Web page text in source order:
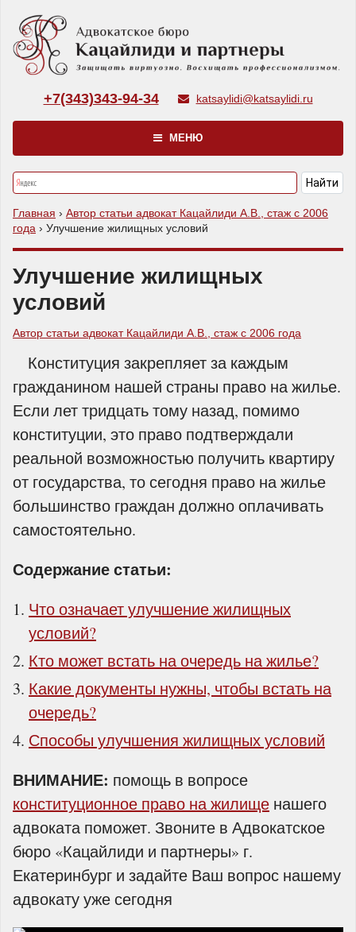
+7(343)343-94-34 katsaylidi@katsaylidi.ru
МЕНЮ
Главная › Автор статьи адвокат Кацайлиди А.В., стаж с 2006
года › Улучшение жилищных условий
Улучшение жилищных
условий
Автор статьи адвокат Кацайлиди А.В., стаж с 2006 года
Конституция закрепляет за каждым
гражданином нашей страны право на жилье.
Если лет тридцать тому назад, помимо
конституции, это право подтверждали
реальной возможностью получить квартиру
от государства, то сегодня право на жилье
большинство граждан должно оплачивать
самостоятельно.
Содержание статьи:
Что означает улучшение жилищных
условий?
Кто может встать на очередь на жилье?
Какие документы нужны, чтобы встать на
очередь?
Способы улучшения жилищных условий
ВНИМАНИЕ: помощь в вопросе
конституционное право на жилище нашего
адвоката поможет. Звоните в Адвокатское
бюро «Кацайлиди и партнеры» г.
Екатеринбург и задайте Ваш вопрос нашему
адвокату уже сегодня